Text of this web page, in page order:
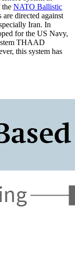
the NATO Ballistic
directed against
Iran. In
for the US Navy,
THAAD
this system has